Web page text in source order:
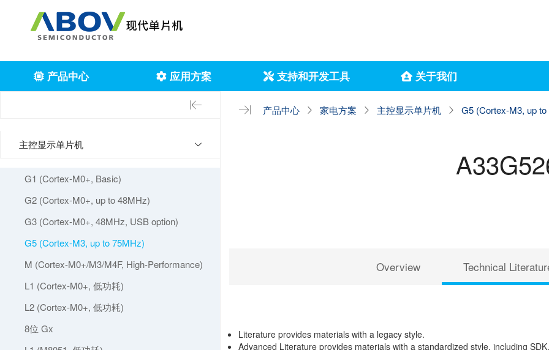
产品中心 应用方案 支持和开发工具 关于我们
产品中心 家电方案 主控显示单片机 G5 (Cortex-M3, up
主控显示单片机
G1 (Cortex-M0+, Basic)
G2 (Cortex-M0+, up to 48MHz)
G3 (Cortex-M0+, 48MHz, USB option)
G5 (Cortex-M3, up to 75MHz)
M (Cortex-M0+/M3/M4F, High-Performance)
L1 (Cortex-M0+, 低功耗)
L2 (Cortex-M0+, 低功耗)
8位 Gx
Overview Technical
Literature provides materials with a legacy style.
Advanced Literature provides materials with a standardized style, including SDK.